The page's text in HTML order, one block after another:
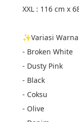
XXL : 116 cm x
✨Variasi
- Broken White
- Dusty Pink
- Black
- Coksu
- Olive